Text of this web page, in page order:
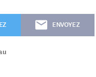
ENVOYEZ